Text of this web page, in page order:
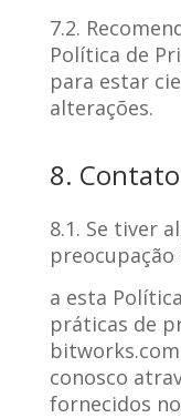
7.2.
Política de
para estar
alterações.
8. Contato
8.1. Se tiver
preocupação
a esta
práticas de
conosco
fornecidos